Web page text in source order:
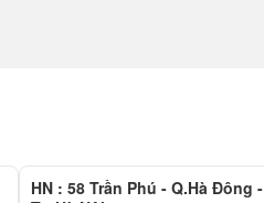
HN : 58 Trần Phú - Q.Hà Đông -